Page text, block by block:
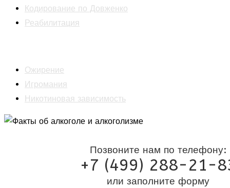
Кодирование по Довженко
Реабилитация
Ожирение
Игромания
Никотиновая зависимость
Позвоните нам по телефону:
+7 (499) 288-21-
или заполните форму